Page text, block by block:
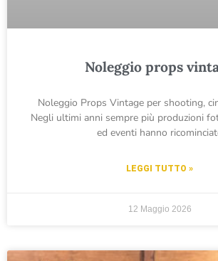
Noleggio props
Noleggio Props Vintage per shooting,
Negli ultimi anni sempre più produzioni
ed eventi hanno
LEGGI TUTTO »
12 Maggio 2026